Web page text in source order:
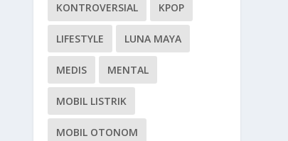
KONTROVERSIAL KPOP
LIFESTYLE LUNA MAYA
MEDIS MENTAL
MOBIL LISTRIK
MOBIL OTONOM